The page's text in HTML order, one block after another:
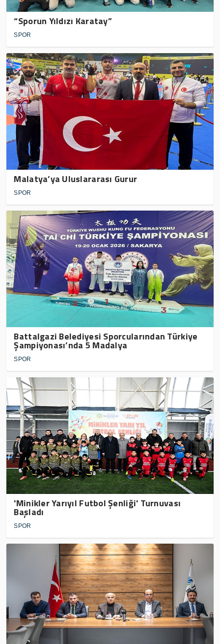
“Sporun Yıldızı Karatay”
SPOR
Malatya’ya Uluslararası Gurur
SPOR
Battalgazi Belediyesi Sporcularından Türkiye
Şampiyonası’nda 5 Madalya
SPOR
'Minikler Yarıyıl Futbol Şenliği' Turnuvası
Başladı
SPOR